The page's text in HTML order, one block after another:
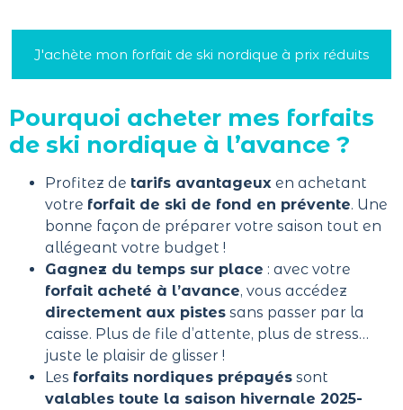
J'achète mon forfait de ski nordique à prix réduits
Pourquoi acheter mes forfaits
de ski nordique à l’avance ?
Profitez de tarifs avantageux en achetant
votre forfait de ski de fond en prévente. Une
bonne façon de préparer votre saison tout en
allégeant votre budget !
Gagnez du temps sur place : avec votre
forfait acheté à l’avance, vous accédez
directement aux pistes sans passer par la
caisse. Plus de file d’attente, plus de stress…
juste le plaisir de glisser !
Les forfaits nordiques prépayés sont
valables toute la saison hivernale 2025-